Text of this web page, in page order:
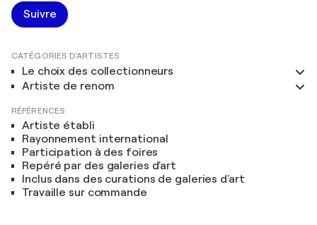
Suivre
CATÉGORIES D'ARTISTES
Le choix des collectionneurs
Artiste de renom
RÉFÉRENCES
Artiste établi
Rayonnement international
Participation à des foires
Repéré par des galeries d'art
Inclus dans des curations de galeries d'art
Travaille sur commande